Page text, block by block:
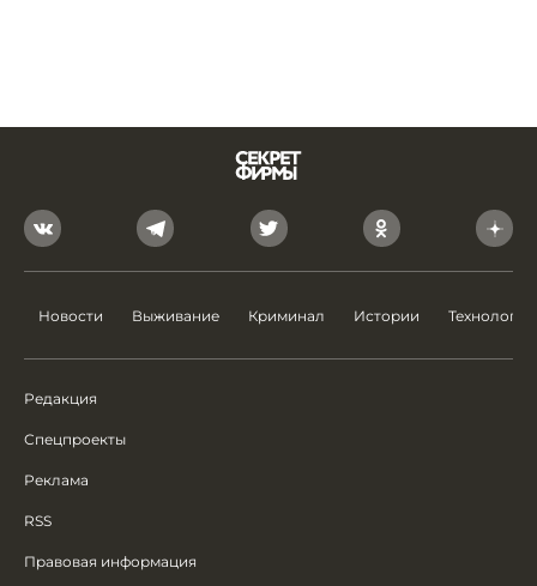
Новости Выживание Криминал Истории Технологии
Редакция
Спецпроекты
Реклама
RSS
Правовая информация